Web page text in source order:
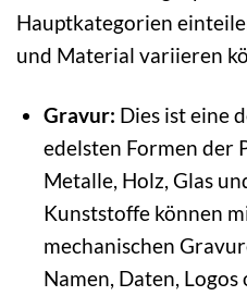
Hauptkategorien
und Material variieren
Gravur: Dies ist eine
edelsten Formen der
Metalle, Holz, Glas
Kunststoffe können
mechanischen
Namen, Daten,